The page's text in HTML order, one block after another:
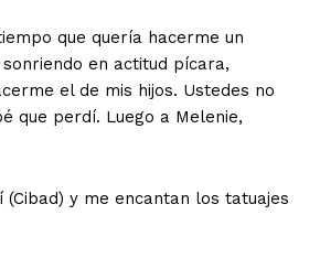
que quería hacerme un
en actitud pícara,
el de mis hijos. Ustedes no
que perdí. Luego a Melenie,
(Cibad) y me encantan los tatuajes